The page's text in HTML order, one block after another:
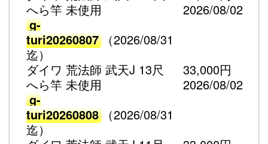
へら竿 未使用
g-
turi20260807
（2026/08/31
迄）
2026/08/02
ダイワ 荒法師 武天J 13尺
へら竿 未使用
g-
turi20260808
（2026/08/31
迄）
33,000円
2026/08/02